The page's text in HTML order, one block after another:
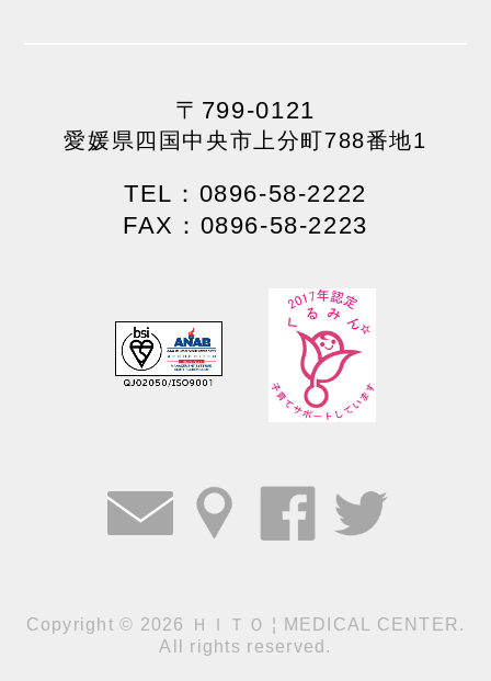
〒799-0121
愛媛県四国中央市上分町788番地1
TEL：0896-58-2222
FAX：0896-58-2223
Copyright© 2026 ＨＩＴＯ ¦ MEDICAL CENTER.
All rights reserved.